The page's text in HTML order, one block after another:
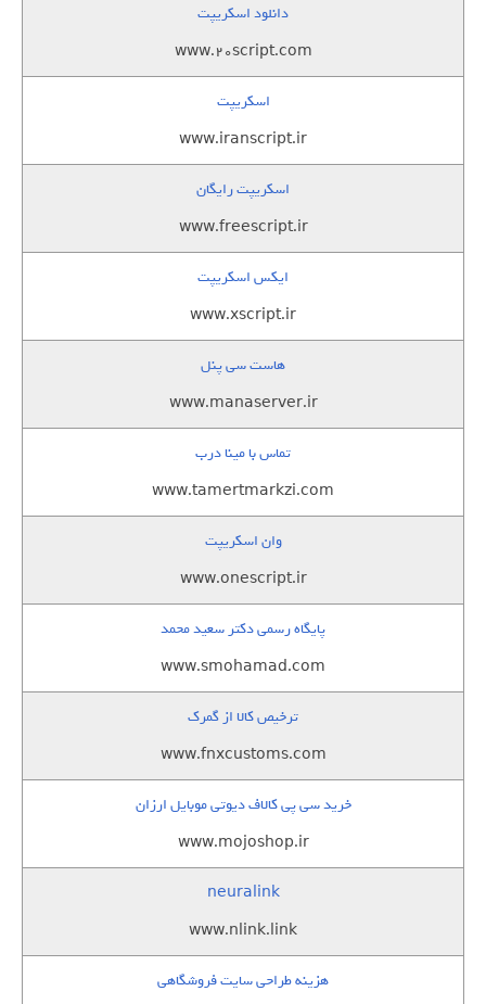
دانلود اسکریپت
www.20script.com
اسکریپت
www.iranscript.ir
اسکریپت رایگان
www.freescript.ir
ایکس اسکریپت
www.xscript.ir
هاست سی پنل
www.manaserver.ir
تماس با مینا درب
www.tamertmarkzi.com
وان اسکریپت
www.onescript.ir
پایگاه رسمی دکتر سعید محمد
www.smohamad.com
ترخیص کالا از گمرک
www.fnxcustoms.com
خرید سی پی کالاف دیوتی موبایل ارزان
www.mojoshop.ir
neuralink
www.nlink.link
هزینه طراحی سایت فروشگاهی